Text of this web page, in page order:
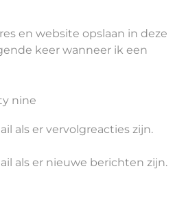
en website opslaan in deze
keer wanneer ik een
nine
als er vervolgreacties zijn.
als er nieuwe berichten zijn.